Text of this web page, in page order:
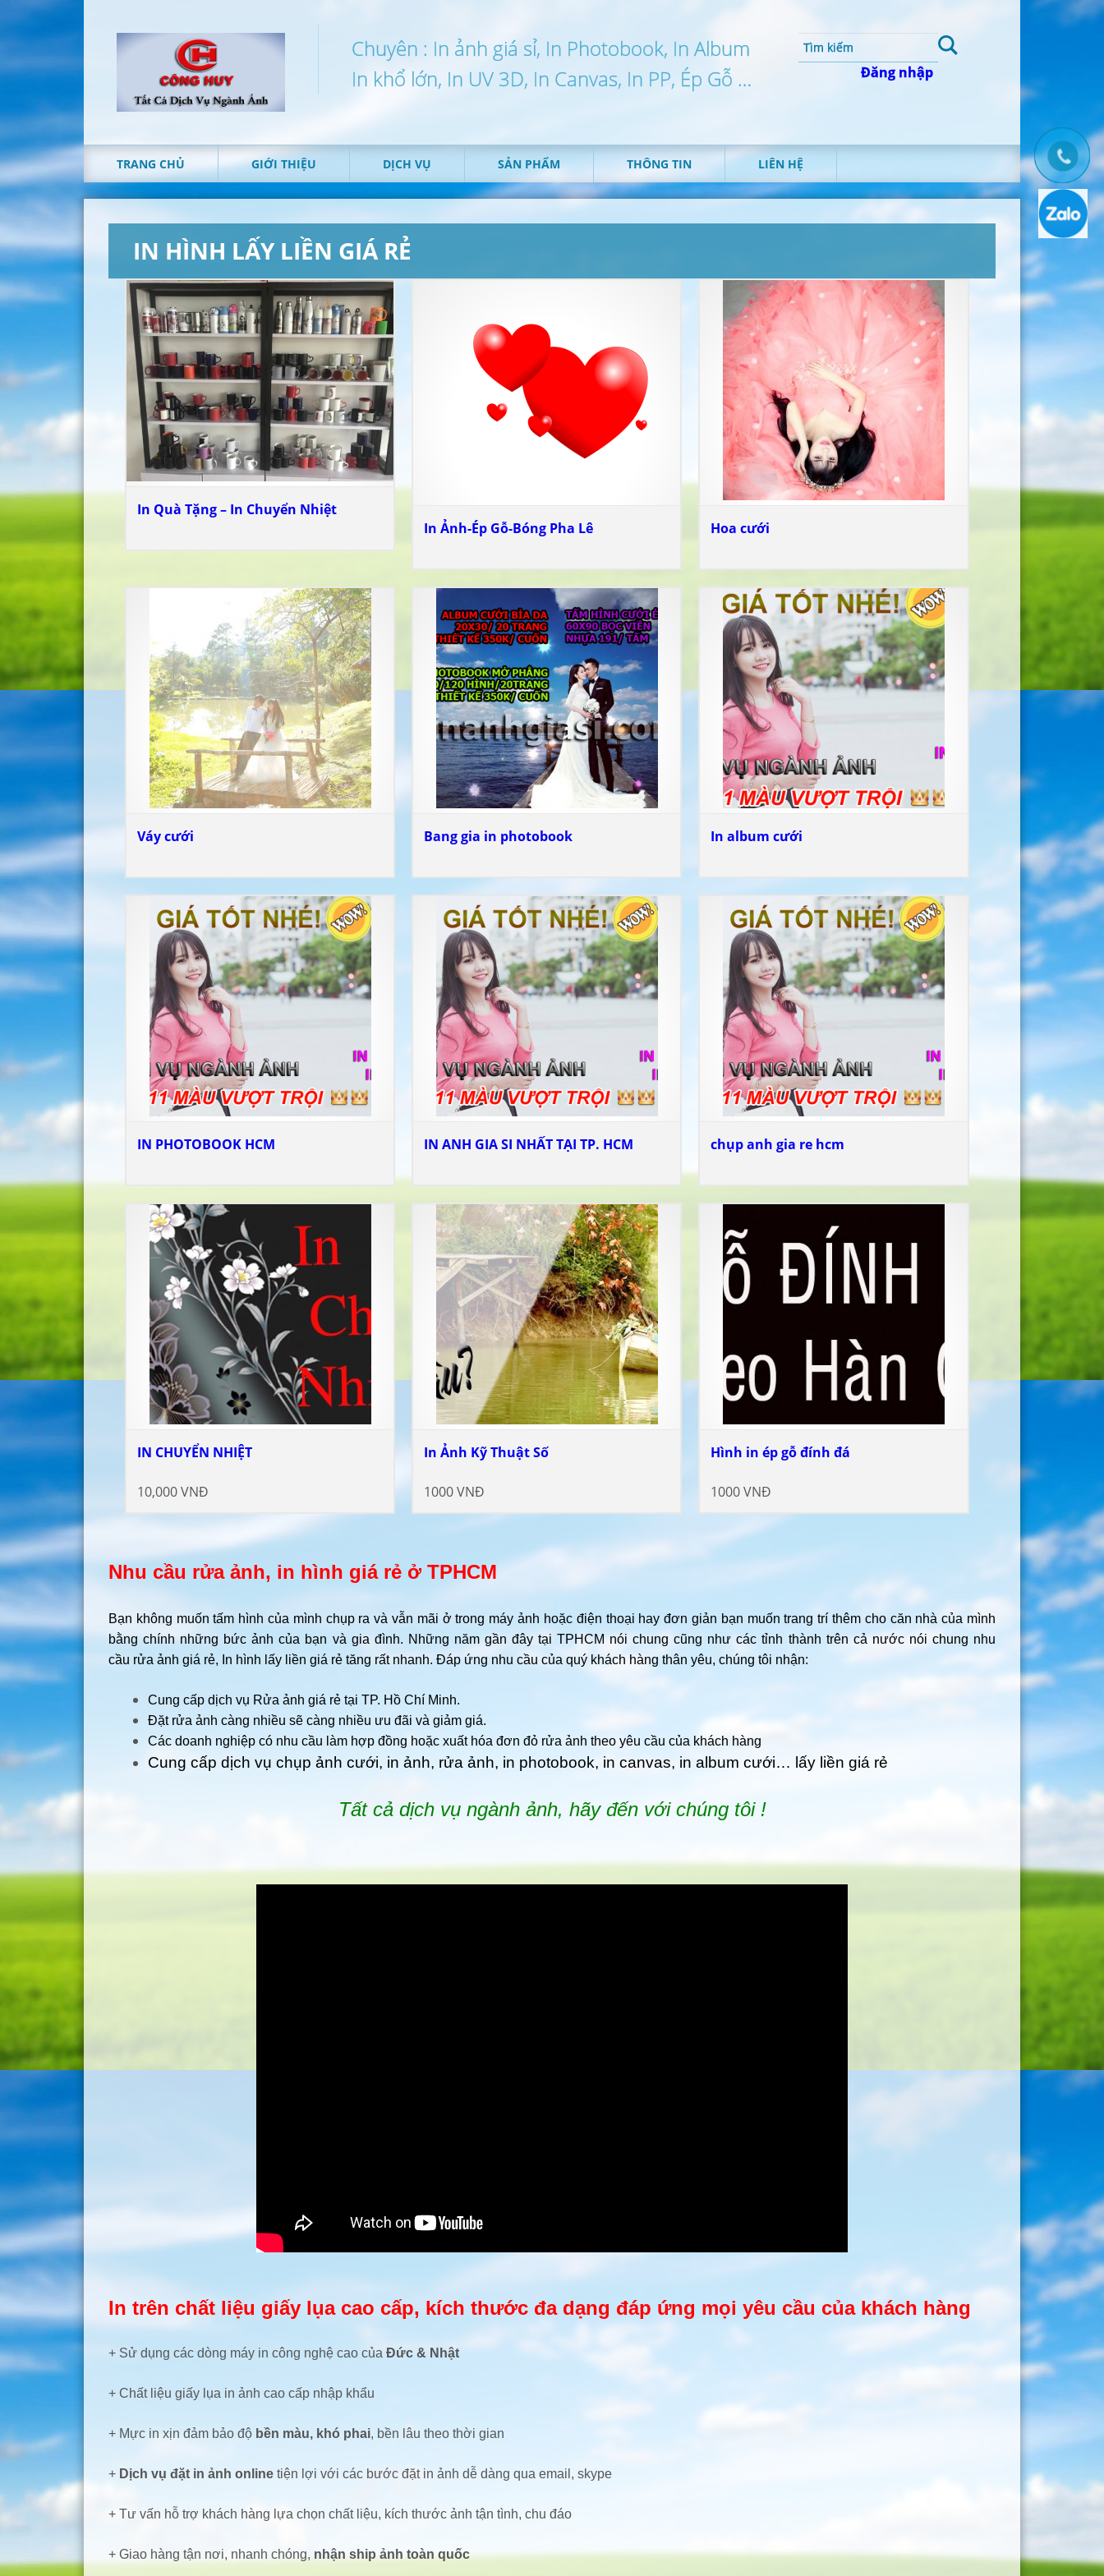
Chuyên : In ảnh giá sỉ, In Photobook, In Album
In khổ lớn, In UV 3D, In Canvas, In PP, Ép Gỗ …
Đăng nhập
TRANG CHỦ GIỚI THIỆU DỊCH VỤ SẢN PHẨM THÔNG TIN LIÊN HỆ
H
N
IN HÌNH LẤY LIỀN GIÁ RẺ
In Quà Tặng – In Chuyển Nhiệt
In Ảnh-Ép Gỗ-Bóng Pha Lê
Hoa cưới
Váy cưới Bang gia in photobook In album cưới
IN PHOTOBOOK HCM IN ANH GIA SI NHẤT TẠI TP. HCM chụp anh gia re hcm
IN CHUYỂN NHIỆT
10,000 VNĐ
In Ảnh Kỹ Thuật Số
1000 VNĐ
Hình in ép gỗ đính đá
1000 VNĐ
Nhu cầu rửa ảnh, in hình giá rẻ ở TPHCM
Bạn không muốn tấm hình của mình chụp ra và vẫn mãi ở trong máy ảnh hoặc điện thoại hay đơn giản bạn muốn trang trí thêm cho căn nhà của mình
bằng chính những bức ảnh của bạn và gia đình. Những năm gần đây tại TPHCM nói chung cũng như các tỉnh thành trên cả nước nói chung nhu
cầu rửa ảnh giá rẻ, In hình lấy liền giá rẻ tăng rất nhanh. Đáp ứng nhu cầu của quý khách hàng thân yêu, chúng tôi nhận:
Cung cấp dịch vụ Rửa ảnh giá rẻ tại TP. Hồ Chí Minh.
Đặt rửa ảnh càng nhiều sẽ càng nhiều ưu đãi và giảm giá.
Các doanh nghiệp có nhu cầu làm hợp đồng hoặc xuất hóa đơn đỏ rửa ảnh theo yêu cầu của khách hàng
Cung cấp dịch vụ chụp ảnh cưới, in ảnh, rửa ảnh, in photobook, in canvas, in album cưới… lấy liền giá rẻ
Tất cả dịch vụ ngành ảnh, hãy đến với chúng tôi !
In trên chất liệu giấy lụa cao cấp, kích thước đa dạng đáp ứng mọi yêu cầu của khách hàng
+ Sử dụng các dòng máy in công nghệ cao của Đức & Nhật
+ Chất liệu giấy lụa in ảnh cao cấp nhập khẩu
+ Mực in xịn đảm bảo độ bền màu, khó phai, bền lâu theo thời gian
+ Dịch vụ đặt in ảnh online tiện lợi với các bước đặt in ảnh dễ dàng qua email, skype
+ Tư vấn hỗ trợ khách hàng lựa chọn chất liệu, kích thước ảnh tận tình, chu đáo
+ Giao hàng tận nơi, nhanh chóng, nhận ship ảnh toàn quốc